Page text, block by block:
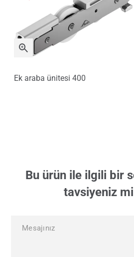
Ek araba ünitesi 400
Bu ürün ile ilgili bir
tavsiyeniz